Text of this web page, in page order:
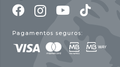
Pagamentos seguros: